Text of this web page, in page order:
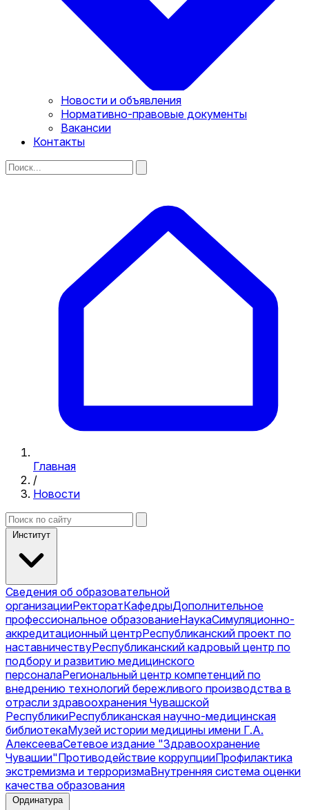
Новости и объявления
Нормативно-правовые документы
Вакансии
Контакты
Главная
/
Новости
Институт
Сведения об образовательной
организацииРекторатКафедрыДополнительное
профессиональное образованиеНаукаСимуляционно-
аккредитационный центрРеспубликанский проект по
наставничествуРеспубликанский кадровый центр по
подбору и развитию медицинского
персоналаРегиональный центр компетенций по
внедрению технологий бережливого производства в
отрасли здравоохранения Чувашской
РеспубликиРеспубликанская научно-медицинская
библиотекаМузей истории медицины имени Г.А.
АлексееваСетевое издание "Здравоохранение
Чувашии"Противодействие коррупцииПрофилактика
экстремизма и терроризмаВнутренняя система оценки
качества образования
Ординатура